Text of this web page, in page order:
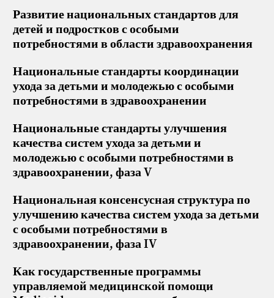
Развитие национальных стандартов для
детей и подростков с особыми
потребностями в области здравоохранения
Национальные стандарты координации
ухода за детьми и молодежью с особыми
потребностями в здравоохранении
Национальные стандарты улучшения
качества систем ухода за детьми и
молодежью с особыми потребностями в
здравоохранении, фаза V
Национальная консенсусная структура по
улучшению качества систем ухода за детьми
с особыми потребностями в
здравоохранении, фаза IV
Как государственные программы
управляемой медицинской помощи